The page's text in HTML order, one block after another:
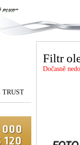
TRUST
Filtr
Dočasně